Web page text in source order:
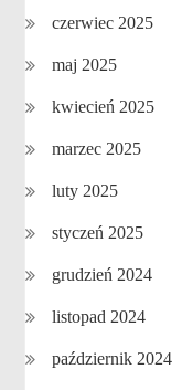
czerwiec 2025
maj 2025
kwiecień 2025
marzec 2025
luty 2025
styczeń 2025
grudzień 2024
listopad 2024
październik 2024